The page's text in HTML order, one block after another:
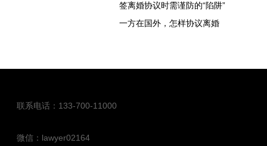
签离婚协议时需谨防的“陷阱”
一方在国外，怎样协议离婚
联系电话：133-700-11000
微信：lawyer02164